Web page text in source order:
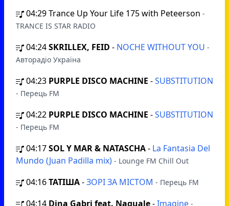
04:29Trance Up Your Life 175 with Peteerson -
TRANCE IS STAR RADIO
04:24SKRILLEX, FEID - NOCHE WITHOUT YOU -
Авторадіо Україна
04:23 PURPLE DISCO MACHINE -SUBSTITUTION
- Перець FM
04:22 PURPLE DISCO MACHINE -SUBSTITUTION
- Перець FM
04:17SOL Y MAR & NATASCHA- La Fantasia Del
Mundo (Juan Padilla mix) - Lounge FM Chill Out
04:16ТАТІША-ЗОРІ ЗА МІСТОМ - Перець FM
04:14 Dina Gabri feat. Naguale-Imagine -